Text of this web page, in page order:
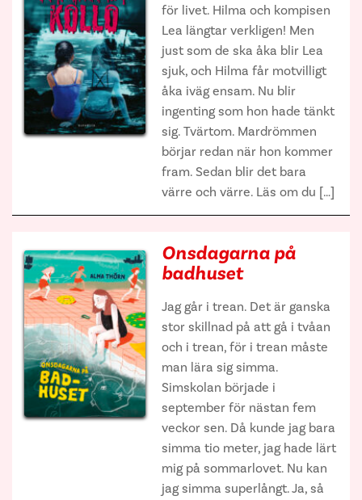
för livet. Hilma och kompisen
Lea längtar verkligen! Men
just som de ska åka blir Lea
sjuk, och Hilma får motvilligt
åka iväg ensam. Nu blir
ingenting som hon hade tänkt
sig. Tvärtom. Mardrömmen
börjar redan när hon kommer
fram. Sedan blir det bara
värre och värre. Läs om du […]
Onsdagarna på
badhuset
Jag går i trean. Det är ganska
stor skillnad på att gå i tvåan
och i trean, för i trean måste
man lära sig simma.
Simskolan började i
september för nästan fem
veckor sen. Då kunde jag bara
simma tio meter, jag hade lärt
mig på sommarlovet. Nu kan
jag simma superlångt. Ja, så